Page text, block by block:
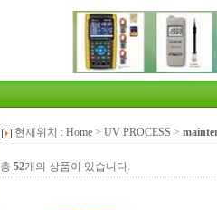
현재위치 : Home > UV PROCESS >
총 52개의 상품이 있습니다.